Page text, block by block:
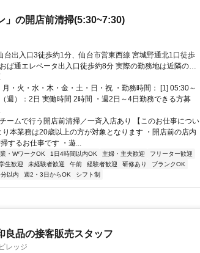
」の開店前清掃(5:30~7:30)
台出入口3徒歩約1分、仙台市営東西線 宮城野通北1口徒歩
ば通エレベータ出入口徒歩約8分 実際の勤務地は近隣の新
・火・水・木・金・土・日・祝 ・勤務時間： [1] 05:30～
週）：2日 実働時間 2時間 ・週2日～4日勤務できる方募
ームで行う開店前清掃／一斉入店あり 【このお仕事につい
本業務は20歳以上の方が対象となります ・開店前の店内
するお仕事です ・遊...
・WワークOK 1日4時間以内OK 主婦・主夫歓迎
フリーター歓迎
生歓迎 未経験者歓迎 午前 経験者歓迎 研修あり
ブランクOK
以内 週2・3日からOK シフト制
良品の接客販売スタッフ
レッジ